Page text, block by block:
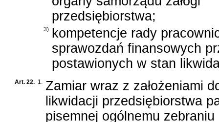
przedsiębiorstwa;
3)
kompetencje rady
sprawozdań finansowych
postawionych w stan
Art. 22. 1. Zamiar wraz z założeniami
likwidacji przedsiębiorstwa
pisemnej ogólnemu